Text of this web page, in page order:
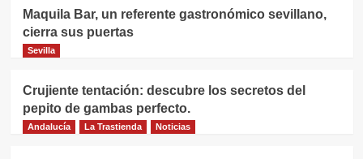
Maquila Bar, un referente gastronómico sevillano,
cierra sus puertas
Sevilla
Crujiente tentación: descubre los secretos del
pepito de gambas perfecto.
Andalucía La Trastienda Noticias